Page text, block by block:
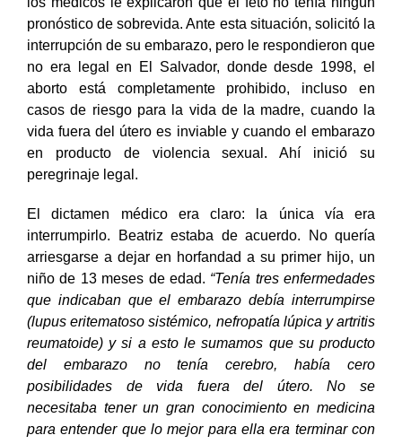
los médicos le explicaron que el feto no tenía ningún
pronóstico de sobrevida. Ante esta situación, solicitó la
interrupción de su embarazo, pero le respondieron que
no era legal en El Salvador, donde desde 1998, el
aborto está completamente prohibido, incluso en
casos de riesgo para la vida de la madre, cuando la
vida fuera del útero es inviable y cuando el embarazo
en producto de violencia sexual. Ahí inició su
peregrinaje legal.
El dictamen médico era claro: la única vía era
interrumpirlo. Beatriz estaba de acuerdo. No quería
arriesgarse a dejar en horfandad a su primer hijo, un
niño de 13 meses de edad.
“Tenía tres enfermedades
que indicaban que el embarazo debía interrumpirse
(lupus eritematoso sistémico, nefropatía lúpica y artritis
reumatoide) y si a esto le sumamos que su producto
del embarazo no tenía cerebro, había cero
posibilidades de vida fuera del útero. No se
necesitaba tener un gran conocimiento en medicina
para entender que lo mejor para ella era terminar con